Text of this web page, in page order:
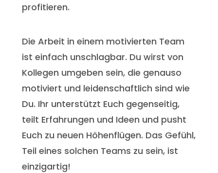
profitieren.
Die Arbeit in einem motivierten Team
ist einfach unschlagbar. Du wirst von
Kollegen umgeben sein, die genauso
motiviert und leidenschaftlich sind wie
Du. Ihr unterstützt Euch gegenseitig,
teilt Erfahrungen und Ideen und pusht
Euch zu neuen Höhenflügen. Das Gefühl,
Teil eines solchen Teams zu sein, ist
einzigartig!